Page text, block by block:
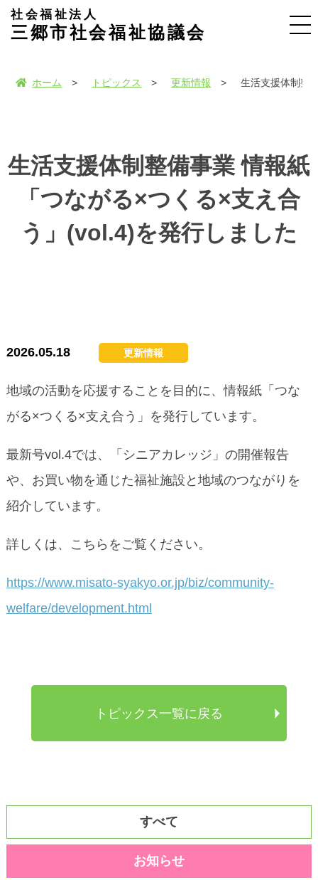
社会福祉法人
三郷市社会福祉協議会
ホーム トピックス 更新情報 生活支援体制整
生活支援体制整備事業 情報紙
「つながる×つくる×支え合
う」(vol.4)を発行しました
2026.05.18 更新情報
地域の活動を応援することを目的に、情報紙「つな
がる×つくる×支え合う」を発行しています。
最新号vol.4では、「シニアカレッジ」の開催報告
や、お買い物を通じた福祉施設と地域のつながりを
紹介しています。
詳しくは、こちらをご覧ください。
https://www.misato-syakyo.or.jp/biz/community-
welfare/development.html
トピックス一覧に戻る
すべて
お知らせ